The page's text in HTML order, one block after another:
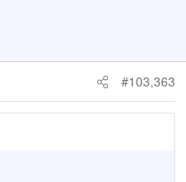
#103,363